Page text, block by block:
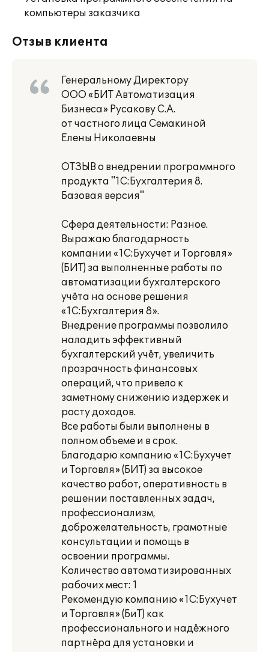
компьютеры заказчика
Отзыв клиента
Генеральному Директору
ООО «БИТ Автоматизация
Бизнеса» Русакову С.А.
от частного лица Семакиной
Елены Николаевны
ОТЗЫВ о внедрении программного
продукта "1С:Бухгалтерия 8.
Базовая версия"
Сфера деятельности: Разное.
Выражаю благодарность
компании «1С:Бухучет и Торговля»
(БИТ) за выполненные работы по
автоматизации бухгалтерского
учёта на основе решения
«1С:Бухгалтерия 8».
Внедрение программы позволило
наладить эффективный
бухгалтерский учёт, увеличить
прозрачность финансовых
операций, что привело к
заметному снижению издержек и
росту доходов.
Все работы были выполнены в
полном объеме и в срок.
Благодарю компанию «1С:Бухучет
и Торговля» (БИТ) за высокое
качество работ, оперативность в
решении поставленных задач,
профессионализм,
доброжелательность, грамотные
консультации и помощь в
освоении программы.
Количество автоматизированных
рабочих мест: 1
Рекомендую компанию «1С:Бухучет
и Торговля» (БиТ) как
профессионального и надёжного
партнёра для установки и